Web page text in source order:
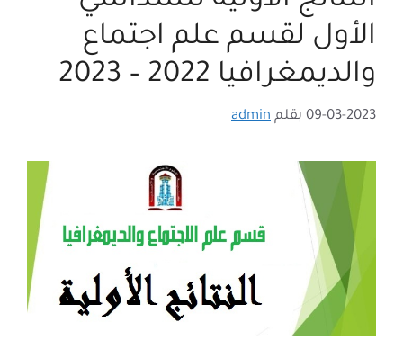
الأول لقسم علم اجتماع
والديمغرافيا 2022 – 2023
09-03-2023 بقلم admin